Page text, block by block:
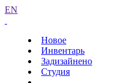
EN
Новое
Инвентарь
Задизайнено
Студия